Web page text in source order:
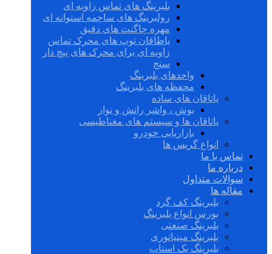
بلبرینگ های تماس زاویه ای
رولبرینگ های ساچمه استوانه ای
مهره چاگنت های دقیق
یاطاقان توپ های محرک تماس
زاویه ای برای محرک های پیچ دار
سنج
واحدهای بلبرینگ
محفظه های بلبرینگ
یاتاقان های ساده
بوش ، واشر رانش و نوار
یاتاقان ها و سیستم های مغناطیسی
بازاریابی خودرو
انواع گریس ها
تماس با ما
درباره ما
سوالات متداول
مقاله ها
بلبرینگ کف گرد
بورس انواع بلبرینگ
بلبرینگ صنعتی
بلبرینگ مینیاتوری
بلبرینگ بک استاپ